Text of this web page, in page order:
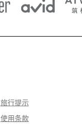
旅行提示
使用条款